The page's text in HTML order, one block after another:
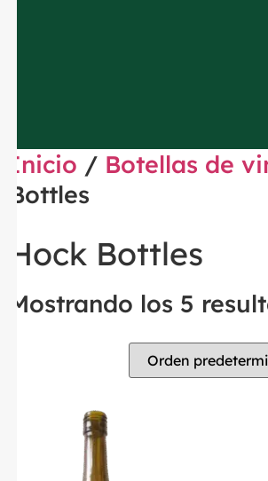
Inicio / Botellas de
Bottles
Hock Bottles
Mostrando los 5